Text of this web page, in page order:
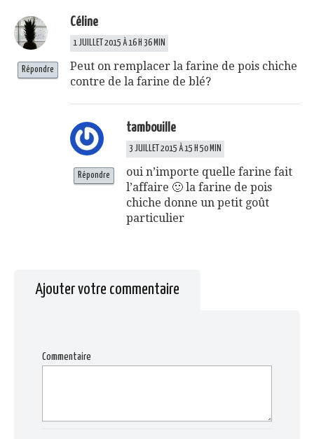
Céline
1 JUILLET 2015 À 16 H 36 MIN
Peut on remplacer la farine de pois chiche
contre de la farine de blé?
Répondre
tambouille
3 JUILLET 2015 À 15 H 50 MIN
oui n’importe quelle farine fait
l’affaire 🙂 la farine de pois
chiche donne un petit goût
particulier
Répondre
Ajouter votre commentaire
Commentaire